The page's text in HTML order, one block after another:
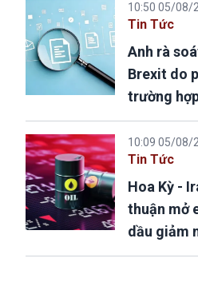
10:50 05/08/
Tin Tức
Anh rà
Brexit do
trường
10:09 05/08/
Tin Tức
Hoa Kỳ -
thuận mở
dầu giảm